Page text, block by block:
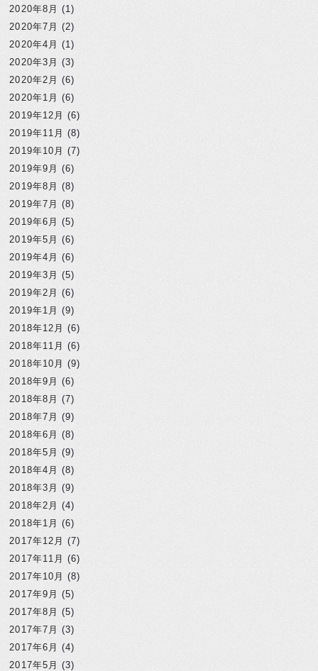
2020年8月 (1)
2020年7月 (2)
2020年4月 (1)
2020年3月 (3)
2020年2月 (6)
2020年1月 (6)
2019年12月 (6)
2019年11月 (8)
2019年10月 (7)
2019年9月 (6)
2019年8月 (8)
2019年7月 (8)
2019年6月 (5)
2019年5月 (6)
2019年4月 (6)
2019年3月 (5)
2019年2月 (6)
2019年1月 (9)
2018年12月 (6)
2018年11月 (6)
2018年10月 (9)
2018年9月 (6)
2018年8月 (7)
2018年7月 (9)
2018年6月 (8)
2018年5月 (9)
2018年4月 (8)
2018年3月 (9)
2018年2月 (4)
2018年1月 (6)
2017年12月 (7)
2017年11月 (6)
2017年10月 (8)
2017年9月 (5)
2017年8月 (5)
2017年7月 (3)
2017年6月 (4)
2017年5月 (3)